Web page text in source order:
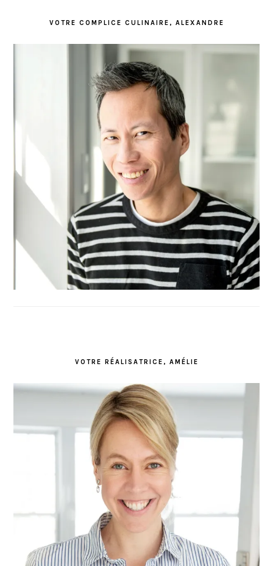
VOTRE COMPLICE CULINAIRE, ALEXANDRE
VOTRE RÉALISATRICE, AMÉLIE